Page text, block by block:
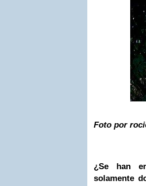
Foto por
¿Se han
solamente